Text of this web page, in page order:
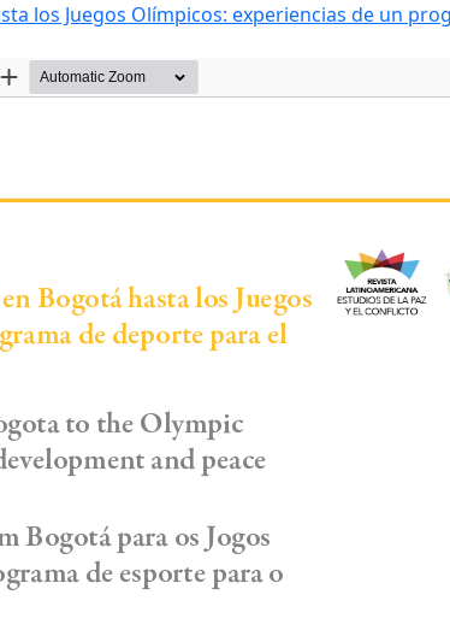
los Juegos Olímpicos: experiencias de un